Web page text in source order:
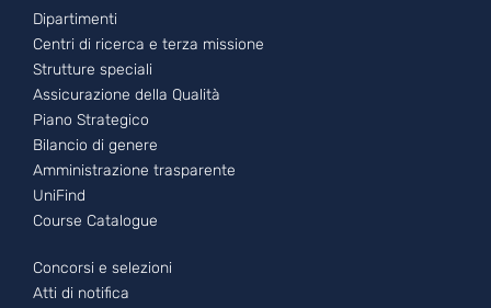
Footer - 1
Dipartimenti
Centri di ricerca e terza missione
Strutture speciali
Assicurazione della Qualità
Piano Strategico
Bilancio di genere
Amministrazione trasparente
UniFind
Course Catalogue
Footer - 2
Concorsi e selezioni
Atti di notifica